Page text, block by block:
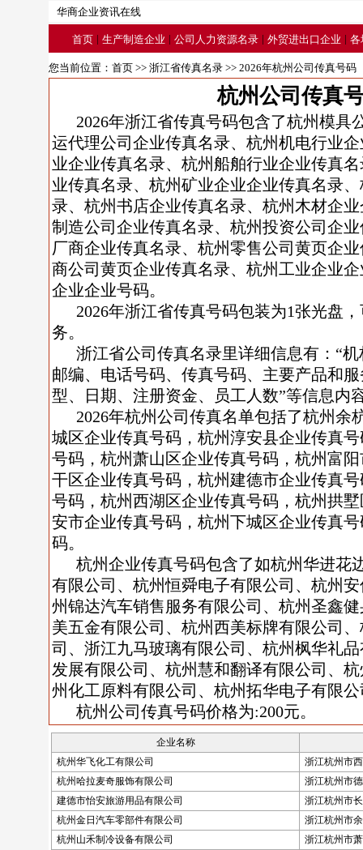
华商企业资讯在线
首页 | 生产制造企业 | 公司人力资源名录 | 外贸进出口企业 | 各
您当前位置： 首页 >> 浙江省传真名录 >> 2026年杭州公司传真号码
杭州公司传真
2026年浙江省传真号码包含了杭州模具
运代理公司企业传真名录、杭州机电行业
业企业传真名录、杭州船舶行业企业传真
业传真名录、杭州矿业企业企业传真名录
录、杭州书店企业传真名录、杭州木材企
制造公司企业传真名录、杭州投资公司企
厂商企业传真名录、杭州零售公司黄页企
商公司黄页企业传真名录、杭州工业企业
企业企业号码。
2026年浙江省传真号码包装为1张光盘
务。
浙江省公司传真名录里详细信息有：“
邮编、电话号码、传真号码、主要产品和
型、日期、注册资金、员工人数”等信息内
2026年杭州公司传真名单包括了杭州余
城区企业传真号码，杭州淳安县企业传真
号码，杭州萧山区企业传真号码，杭州富
干区企业传真号码，杭州建德市企业传真
号码，杭州西湖区企业传真号码，杭州拱
安市企业传真号码，杭州下城区企业传真
码。
杭州企业传真号码包含了如杭州华进花
有限公司、杭州恒舜电子有限公司、杭州
州锦达汽车销售服务有限公司、杭州圣鑫
美五金有限公司、杭州西美标牌有限公司
司、浙江九马玻璃有限公司、杭州枫华礼
发展有限公司、杭州慧和翻译有限公司、
州化工原料有限公司、杭州拓华电子有限
杭州公司传真号码价格为:200元。
企业名称
杭州华飞化工有限公司
浙江杭州市
杭州哈拉麦奇服饰有限公司
浙江杭州市
建德市怡安旅游用品有限公司
浙江杭州市
杭州金日汽车零部件有限公司
浙江杭州市
杭州山禾制冷设备有限公司
浙江杭州市